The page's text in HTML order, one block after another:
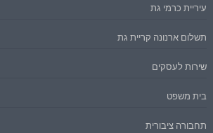
עיריית כרמי גת
תשלום ארנונה קריית גת
שירות לעסקים
בית משפט
תחבורה ציבורית